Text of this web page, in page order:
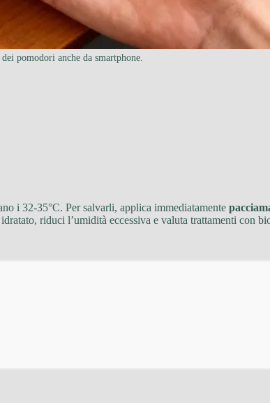
pomodori anche da smartphone.
i 32-35°C. Per salvarli, applica immediatamente
riduci l’umidità eccessiva e valuta trattamenti con